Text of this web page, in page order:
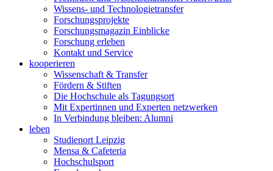
Wissens- und Technologietransfer
Forschungsprojekte
Forschungsmagazin Einblicke
Forschung erleben
Kontakt und Service
kooperieren
Wissenschaft & Transfer
Fördern & Stiften
Die Hochschule als Tagungsort
Mit Expertinnen und Experten netzwerken
In Verbindung bleiben: Alumni
leben
Studienort Leipzig
Mensa & Cafeteria
Hochschulsport